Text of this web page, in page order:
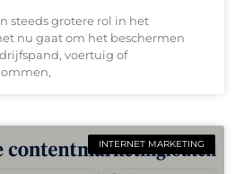
steeds grotere rol in het
nu gaat om het beschermen
voertuig of
INTERNET MARKETING